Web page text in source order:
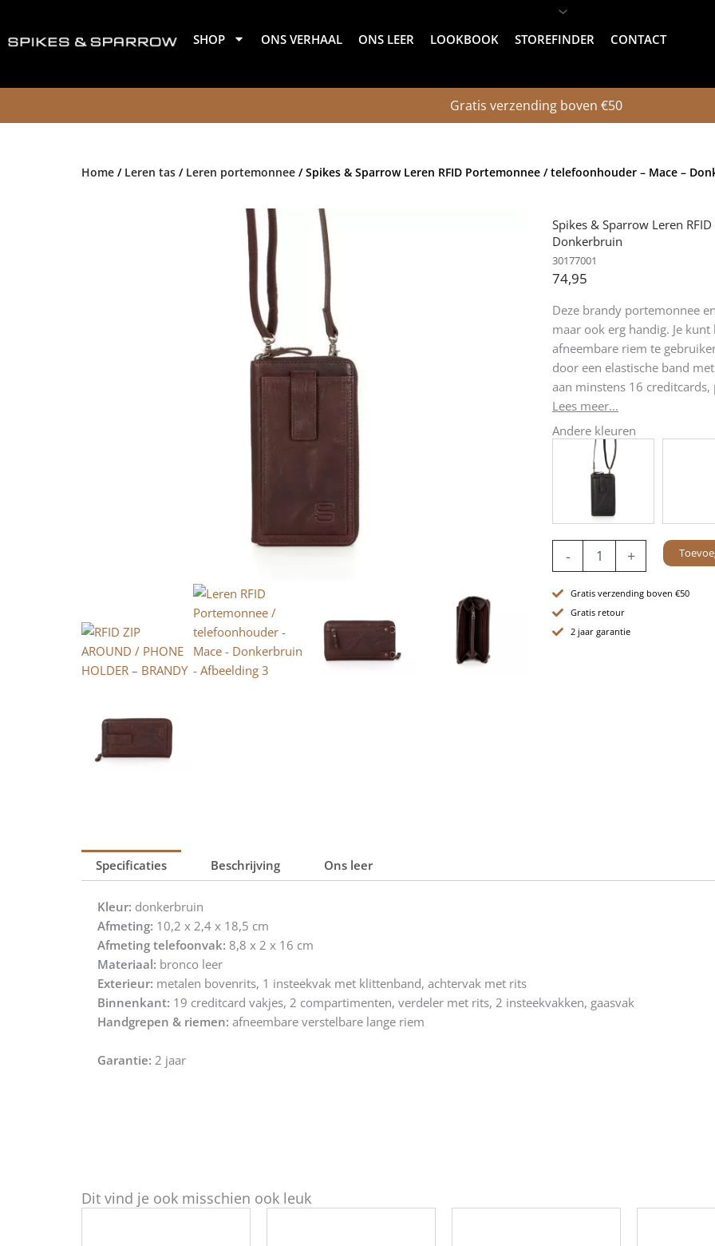
de
SHOP ONS VERHAAL ONS LEER LOOKBOOK STOREFINDER CONTACT
Gratis verzending boven €50
Home / Leren tas / Leren portemonnee / Spikes & Sparrow Leren RFID Portemonnee / telefoonhouder – Mace –
Spikes & Sparrow Leren
Donkerbruin
30177001
74,95
Deze brandy portemonnee
maar ook erg handig. Je
afneembare riem te
door een elastische band
aan minstens 16
Lees meer...
Andere kleuren
-
RFID
/
telefoonhouder
-
Mace
+
Gratis verzending boven €50
Gratis retour
2 jaar garantie
Specificaties Beschrijving Ons leer
Kleur: donkerbruin
Afmeting: 10,2 x 2,4 x 18,5 cm
Afmeting telefoonvak: 8,8 x 2 x 16 cm
Materiaal: bronco leer
Exterieur: metalen bovenrits, 1 insteekvak met klittenband, achtervak met rits
Binnenkant: 19 creditcard vakjes, 2 compartimenten, verdeler met rits, 2 insteekvakken, gaasvak
Handgrepen & riemen: afneembare verstelbare lange riem
Garantie: 2 jaar
Dit vind je ook misschien ook leuk